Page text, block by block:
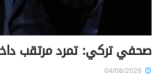
صحفي تركي: تمرد مرتقب
04/08/2026